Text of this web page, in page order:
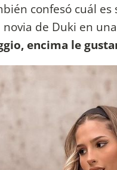
confesó cuál es
de Duki en
encima le